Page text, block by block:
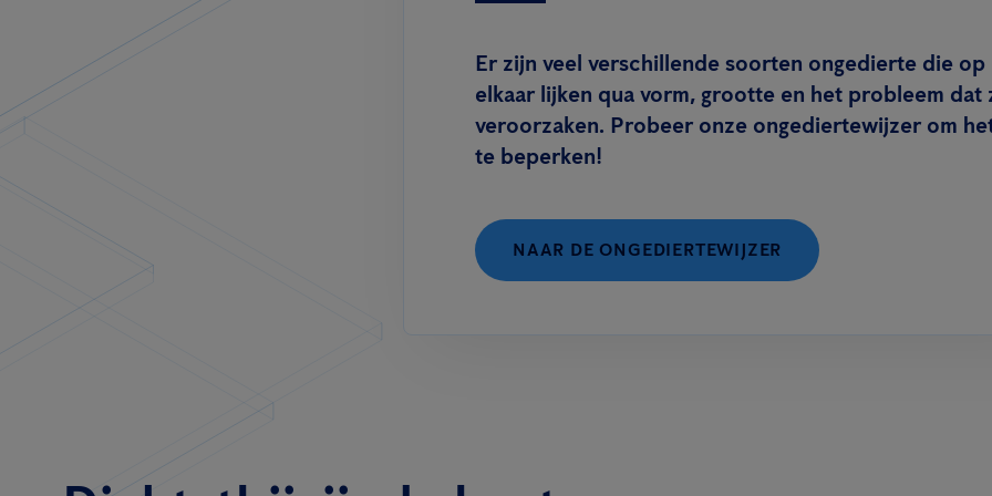
Er zijn veel verschillende soorten ongedierte die op
elkaar lijken qua vorm, grootte en het probleem dat
veroorzaken. Probeer onze ongediertewijzer om
te beperken!
NAAR DE ONGEDIERTEWIJZER